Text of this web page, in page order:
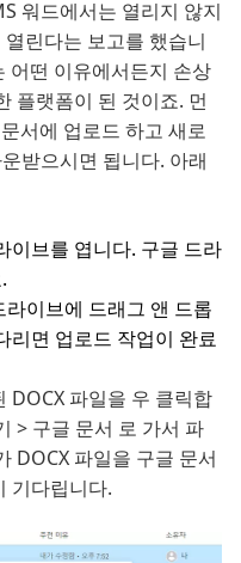
워드에서는 열리지 않지
린다는 보고를 했습니
어떤 이유에서든지 손상
플랫폼이 된 것이죠. 먼
서에 업로드 하고 새로
받으시면 됩니다. 아래
이브를 엽니다. 구글 드라
이브에 드래그 앤 드롭
리면 업로드 작업이 완료
DOCX 파일을 우 클릭합
> 구글 문서 로 가서 파
DOCX 파일을 구글 문서
기다립니다.